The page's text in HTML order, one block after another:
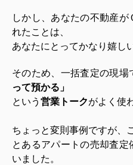
しかし、あなたの不動産
れたことは、
あなたにとってかなり嬉し
そのため、一括査定の現場
って預かる」
という 営業トークがよく使
ちょっと変則事例ですが、
とあるアパートの売却査
いました。